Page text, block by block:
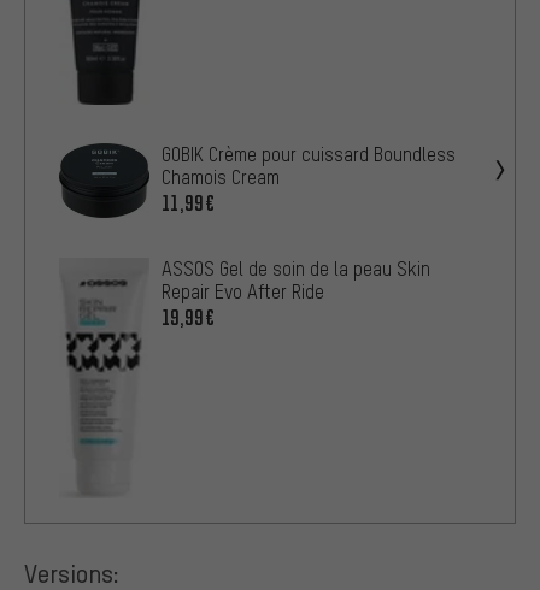
GOBIK Crème pour cuissard Boundless
Chamois Cream
11,99€
ASSOS Gel de soin de la peau Skin
Repair Evo After Ride
19,99€
Versions: